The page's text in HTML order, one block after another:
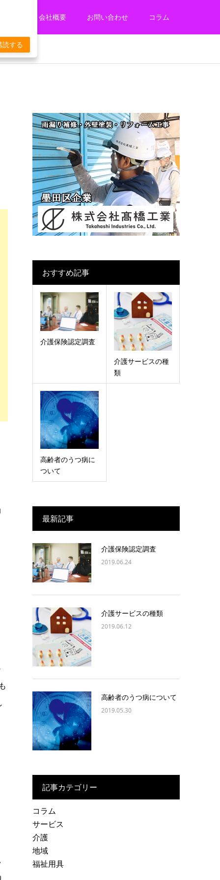
会社概要 お問い合わせ コラム
おすすめ記事
介護保険認定調査
介護サービスの種
類
高齢者のうつ病に
ついて
最新記事
介護保険認定調査
2019.06.24
介護サービスの種類
2019.06.12
高齢者のうつ病について
2019.05.30
記事カテゴリー
コラム
サービス
介護
地域
福祉用具
読する